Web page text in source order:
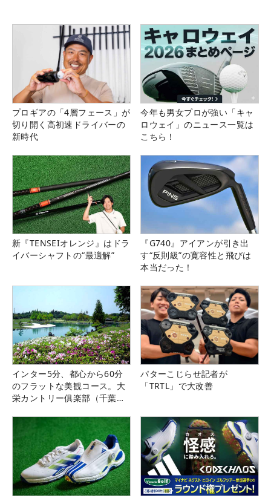
プロギアの「4層フェース」が
切り開く高初速ドライバーの
新時代
今年も男女プロが強い「キャ
ロウェイ」のニュース一覧は
こちら！
新『TENSEIオレンジ』はドラ
イバーシャフトの“最適解”
『G740』アイアンが引き出
す“反則級”の寛容性と飛びは
本当だった！
インター5分、都心から60分
のフラットな美観コース。大
栄カントリー俱楽部（千葉
パターこじらせ記者が
「TRTL」で大改善